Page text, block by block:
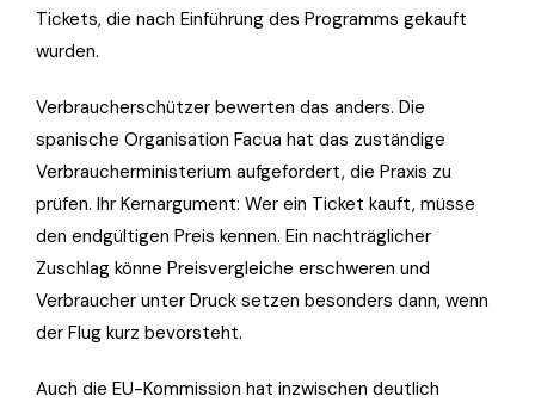
Tickets, die nach Einführung des Programms gekauft
wurden.
Verbraucherschützer bewerten das anders. Die
spanische Organisation Facua hat das zuständige
Verbraucherministerium aufgefordert, die Praxis zu
prüfen. Ihr Kernargument: Wer ein Ticket kauft, müsse
den endgültigen Preis kennen. Ein nachträglicher
Zuschlag könne Preisvergleiche erschweren und
Verbraucher unter Druck setzen besonders dann, wenn
der Flug kurz bevorsteht.
Auch die EU-Kommission hat inzwischen deutlich